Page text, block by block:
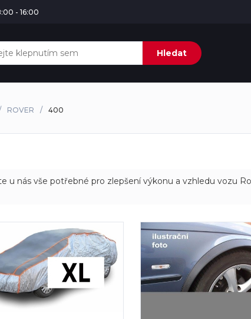
- 16:00
Hledat
ROVER 400
u nás vše potřebné pro zlepšení výkonu a vzhledu vozu